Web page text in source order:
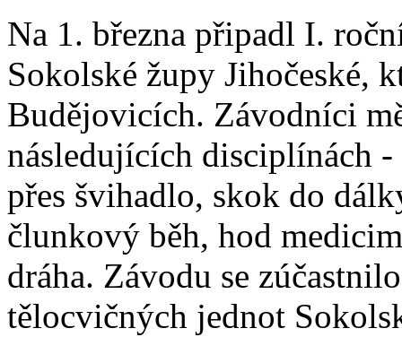
Na 1. března připadl I.
Sokolské župy Jihočeské,
Budějovicích. Závodníci
následujících disciplínách
přes švihadlo, skok do
člunkový běh, hod
dráha. Závodu se
tělocvičných jednot